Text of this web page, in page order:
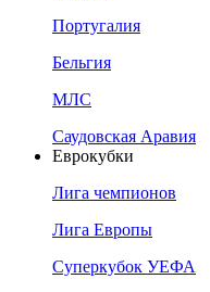
Португалия
Бельгия
МЛС
Саудовская Аравия
Еврокубки
Лига чемпионов
Лига Европы
Суперкубок УЕФА